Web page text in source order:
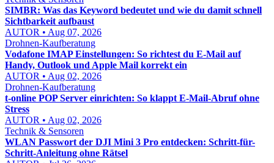
SIMBR: Was das Keyword bedeutet und wie du damit schnell
Sichtbarkeit aufbaust
AUTOR • Aug 07, 2026
Drohnen-Kaufberatung
Vodafone IMAP Einstellungen: So richtest du E-Mail auf
Handy, Outlook und Apple Mail korrekt ein
AUTOR • Aug 02, 2026
Drohnen-Kaufberatung
t-online POP Server einrichten: So klappt E-Mail-Abruf ohne
Stress
AUTOR • Aug 02, 2026
Technik & Sensoren
WLAN Passwort der DJI Mini 3 Pro entdecken: Schritt-für-
Schritt-Anleitung ohne Rätsel